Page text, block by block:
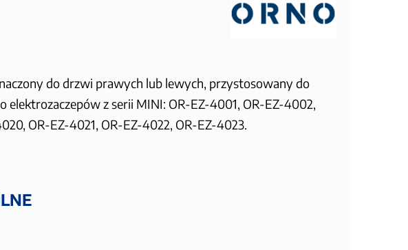
do drzwi prawych lub lewych, przystosowany do
z serii MINI: OR-EZ-4001, OR-EZ-4002,
OR-EZ-4021, OR-EZ-4022, OR-EZ-4023.